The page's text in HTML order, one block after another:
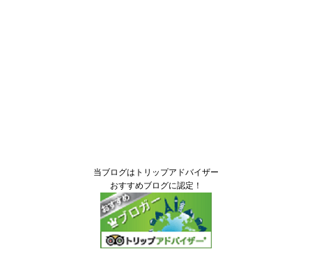
当ブログはトリップアドバイザー
おすすめブログに認定！